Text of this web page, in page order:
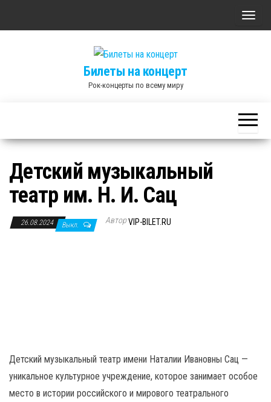
П
т
ь
ц
Билеты на концерт
Рок-концерты по всему миру
Детский музыкальный
театр им. Н. И. Сац
26.08.2024 Выкл. АвторVIP-BILET.RU
Детский музыкальный театр имени Наталии Ивановны Сац —
уникальное культурное учреждение, которое занимает особое
место в истории российского и мирового театрального